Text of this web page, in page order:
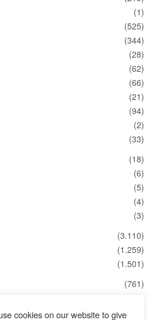
(1)
(525)
(344)
(28)
(62)
(66)
(21)
(94)
(2)
(33)
(18)
(6)
(5)
(4)
(3)
(3.110)
(1.259)
(1.501)
(761)
(347)
cookies on our website to give